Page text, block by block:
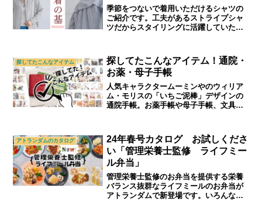
季節をつないで着用いただけるシャツの
ご紹介です。工夫があるストライプシャ
ツだからスタイリングに活躍していただ
探してたこんなアイテム
探してたこんなアイテム！通院・
お薬・母子手帳
人気キャラクタームーミンやのウィリア
ム・モリスの「いちご泥棒」デザインの
通院手帳。お薬手帳や母子手帳、文具ケ
めです。｜シニアライフ＆シニアファッ
ション通販ショップ「アトランダム」
アトランダムのカタログ
24年春号カタログ お試しくださ
い「管理栄養士監修 ライフミー
ル弁当」
管理栄養士監修のお弁当を提供する栄養
バランス抜群なライフミールのお弁当が
アトランダムで新登場です。いろんな味